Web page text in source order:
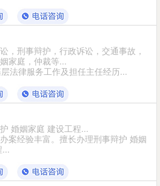
，刑事辩护，行政诉讼，交通事故，
家庭，仲裁等...
法律服务工作及担任主任经历...
婚姻家庭 建设工程...
案经验丰富。擅长办理刑事辩护 婚姻
...